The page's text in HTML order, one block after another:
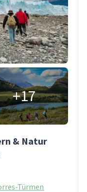
+17
& Natur
Türmen